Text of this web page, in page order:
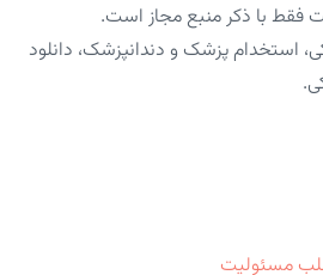
فقط با ذکر منبع مجاز است.
استخدام پزشک و دندانپزشک، دانلود
مسئولیت